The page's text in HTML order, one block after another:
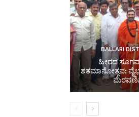
BALLARI
ಹೀರದ
ಶತಮಾನೋತ್ಸವ: